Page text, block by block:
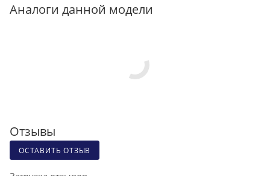
Аналоги данной модели
Отзывы
ОСТАВИТЬ ОТЗЫВ